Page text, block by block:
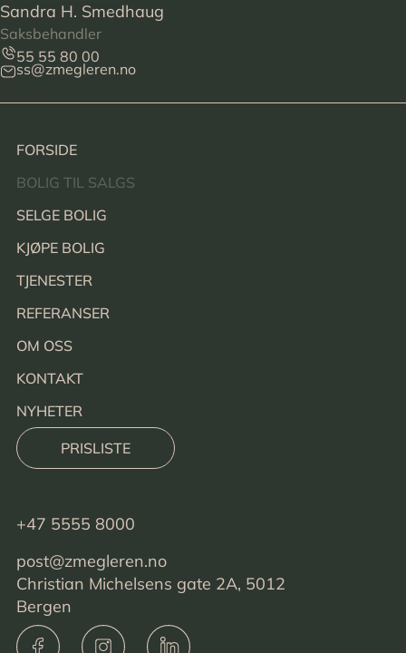
Sandra H. Smedhaug
Saksbehandler
55 55 80 00
ss@zmegleren.no
FORSIDE
BOLIG TIL SALGS
SELGE BOLIG
KJØPE BOLIG
TJENESTER
REFERANSER
OM OSS
KONTAKT
NYHETER
PRISLISTE
+47 5555 8000
post@zmegleren.no
Christian Michelsens gate 2A, 5012
Bergen